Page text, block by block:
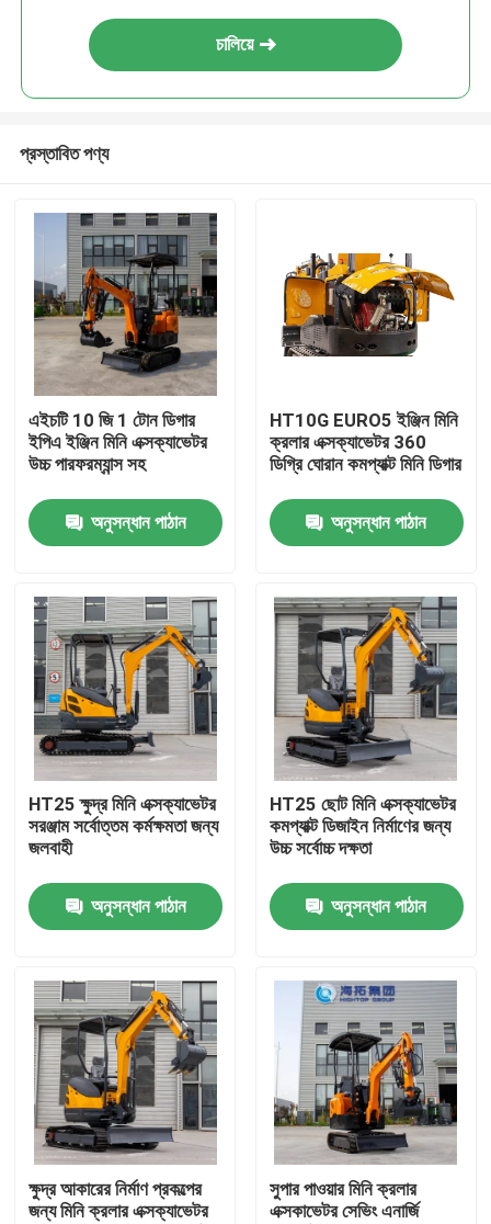
পণ্য
আমাদের সম্পর্কে
কারখানা ভ্রমণ
আমাদের সাথে যোগাযোগ করুন
খবর
উদ্ধৃতির জন্য আবেদন
হাইটপ মিনি এক্সকাভেটর
ছোট হাইড্রোলিক খননকারী
চালিয়ে
প্রস্তাবিত পণ্য
এইচটি 10 জি 1 টোন ডিগার
ইপিএ ইঞ্জিন মিনি এক্সক্যাভেটর
উচ্চ পারফরম্যান্স সহ
অনুসন্ধান পাঠান
HT10G EURO5 ইঞ্জিন মিনি
ক্রলার এক্সক্যাভেটর 360
ডিগ্রি ঘোরান কমপ্যাক্ট মিনি ডিগার
অনুসন্ধান পাঠান
HT25 ক্ষুদ্র মিনি এক্সক্যাভেটর
সরঞ্জাম সর্বোত্তম কর্মক্ষমতা জন্য
জলবাহী
অনুসন্ধান পাঠান
HT25 ছোট মিনি এক্সক্যাভেটর
কমপ্যাক্ট ডিজাইন নির্মাণের জন্য
উচ্চ সর্বোচ্চ দক্ষতা
অনুসন্ধান পাঠান
ক্ষুদ্র আকারের নির্মাণ প্রকল্পের
জন্য মিনি ক্রলার এক্সক্যাভেটর
সুপার পাওয়ার মিনি ক্রলার
এক্সকাভেটর সেভিং এনার্জি